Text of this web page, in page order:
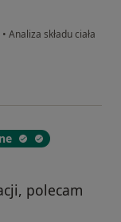
• Analiza składu ciała
polecam